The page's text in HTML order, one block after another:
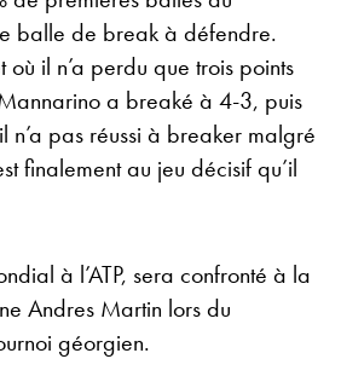
balle de break à défendre.
où il n’a perdu que trois points
a breaké à 4-3, puis
n’a pas réussi à breaker malgré
finalement au jeu décisif qu’il
à l’ATP, sera confronté à la
Andres Martin lors du
géorgien.